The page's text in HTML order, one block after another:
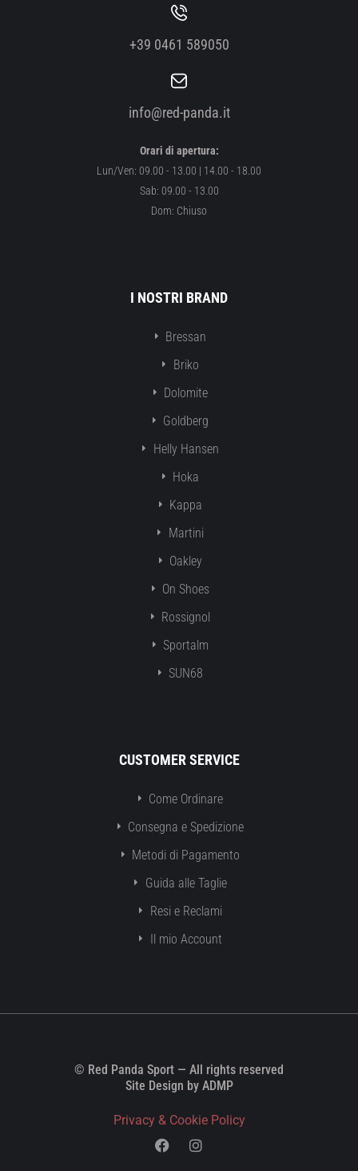
+39 0461 589050
info@red-panda.it
Orari di apertura:
Lun/Ven: 09.00 - 13.00 | 14.00 - 18.00
Sab: 09.00 - 13.00
Dom: Chiuso
I NOSTRI BRAND
Bressan
Briko
Dolomite
Goldberg
Helly Hansen
Hoka
Kappa
Martini
Oakley
On Shoes
Rossignol
Sportalm
SUN68
CUSTOMER SERVICE
Come Ordinare
Consegna e Spedizione
Metodi di Pagamento
Guida alle Taglie
Resi e Reclami
Il mio Account
© Red Panda Sport — All rights reserved
Site Design by ADMP
Privacy & Cookie Policy